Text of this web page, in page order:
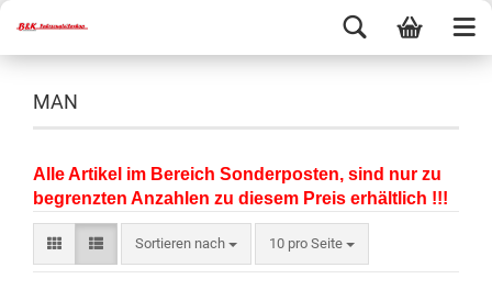
MAN
Alle Artikel im Bereich Sonderposten, sind nur zu
begrenzten Anzahlen zu diesem Preis erhältlich !!!
Sortieren nach 10 pro Seite